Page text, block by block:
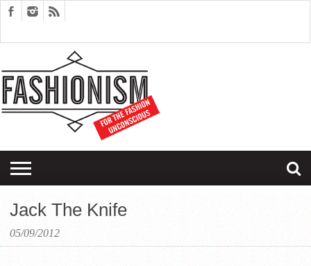
EDITORIALS
COUPLES
THERAPY
SARTORIAGRAM
Jack The Knife
05/09/2012